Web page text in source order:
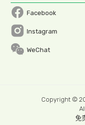
Facebook
Instagram
WeChat
Copyright ©
免